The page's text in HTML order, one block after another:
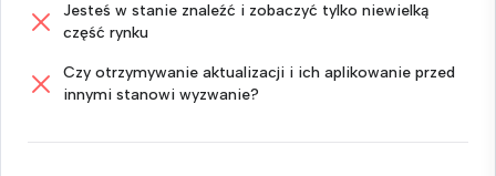
Jesteś w stanie znaleźć i zobaczyć tylko niewielką
część rynku
Czy otrzymywanie aktualizacji i ich aplikowanie przed
innymi stanowi wyzwanie?